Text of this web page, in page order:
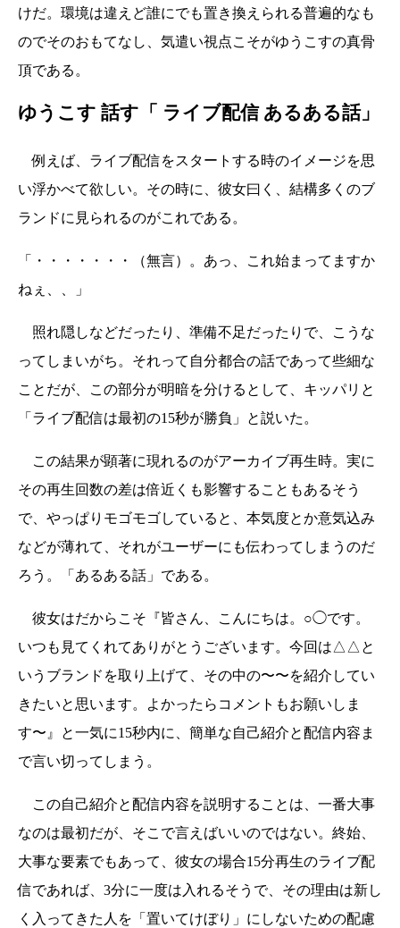
けだ。環境は違えど誰にでも置き換えられる普遍的なも
のでそのおもてなし、気遣い視点こそがゆうこすの真骨
頂である。
ゆうこす 話す「 ライブ配信 あるある話」
例えば、ライブ配信をスタートする時のイメージを思
い浮かべて欲しい。その時に、彼女曰く、結構多くのブ
ランドに見られるのがこれである。
「・・・・・・・（無言）。あっ、これ始まってますか
ねぇ、、」
照れ隠しなどだったり、準備不足だったりで、こうな
ってしまいがち。それって自分都合の話であって些細な
ことだが、この部分が明暗を分けるとして、キッパリと
「ライブ配信は最初の15秒が勝負」と説いた。
この結果が顕著に現れるのがアーカイブ再生時。実に
その再生回数の差は倍近くも影響することもあるそう
で、やっぱりモゴモゴしていると、本気度とか意気込み
などが薄れて、それがユーザーにも伝わってしまうのだ
ろう。「あるある話」である。
彼女はだからこそ『皆さん、こんにちは。○◯です。
いつも見てくれてありがとうございます。今回は△△と
いうブランドを取り上げて、その中の〜〜を紹介してい
きたいと思います。よかったらコメントもお願いしま
す〜』と一気に15秒内に、簡単な自己紹介と配信内容ま
で言い切ってしまう。
この自己紹介と配信内容を説明することは、一番大事
なのは最初だが、そこで言えばいいのではない。終始、
大事な要素でもあって、彼女の場合15分再生のライブ配
信であれば、3分に一度は入れるそうで、その理由は新し
く入ってきた人を「置いてけぼり」にしないための配慮